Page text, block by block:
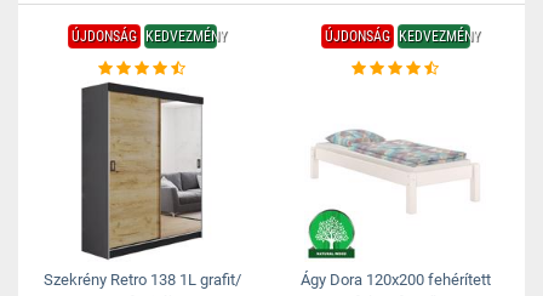
ÚJDONSÁG KEDVEZMÉNY
Szekrény Retro 138 1L grafit/
ÚJDONSÁG KEDVEZMÉNY
Ágy Dora 120x200 fehérített